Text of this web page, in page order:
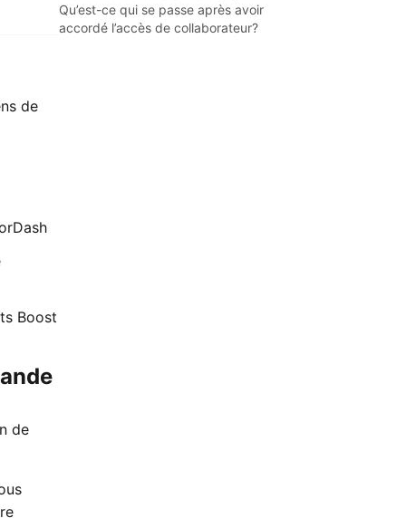
de
Boost
de
Qu’est-ce qui se passe après avoir
accordé l’accès de collaborateur?